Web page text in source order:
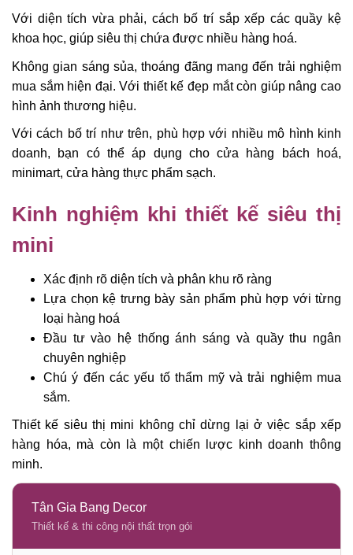
Với diện tích vừa phải, cách bố trí sắp xếp các quầy kệ
khoa học, giúp siêu thị chứa được nhiều hàng hoá.
Không gian sáng sủa, thoáng đãng mang đến trải nghiệm
mua sắm hiện đại. Với thiết kế đẹp mắt còn giúp nâng cao
hình ảnh thương hiệu.
Với cách bố trí như trên, phù hợp với nhiều mô hình kinh
doanh, bạn có thể áp dụng cho cửa hàng bách hoá,
minimart, cửa hàng thực phẩm sạch.
Kinh nghiệm khi thiết kế siêu thị
mini
Xác định rõ diện tích và phân khu rõ ràng
Lựa chọn kệ trưng bày sản phẩm phù hợp với từng
loại hàng hoá
Đầu tư vào hệ thống ánh sáng và quầy thu ngân
chuyên nghiệp
Chú ý đến các yếu tố thẩm mỹ và trải nghiệm mua
sắm.
Thiết kế siêu thị mini không chỉ dừng lại ở việc sắp xếp
hàng hóa, mà còn là một chiến lược kinh doanh thông
minh.
Tân Gia Bang Decor
Thiết kế & thi công nội thất trọn gói